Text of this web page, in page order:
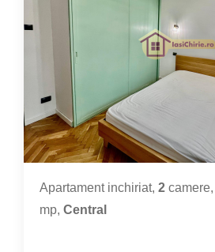
Apartament inchiriat, 2 camere,
mp, Central